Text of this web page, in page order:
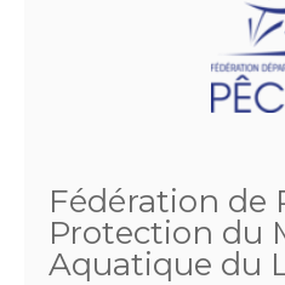
Fédération de
Protection du
Aquatique du